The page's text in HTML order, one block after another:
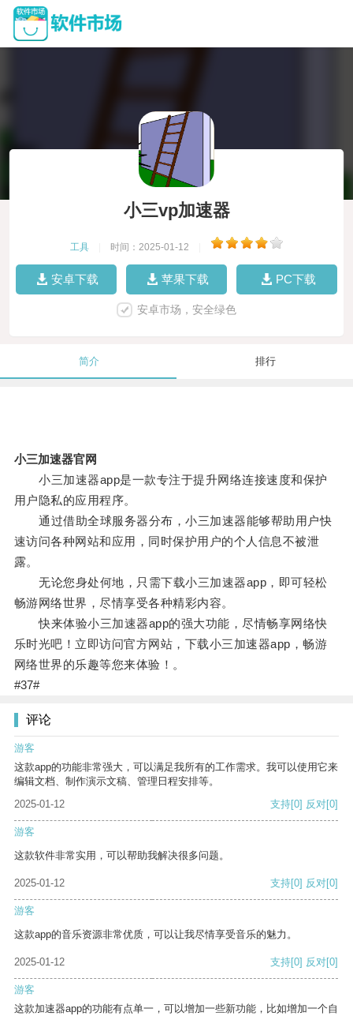
小三vp加速器
工具 时间：2025-01-12
安卓下载 苹果下载 PC下载
安卓市场，安全绿色
简介 排行
小三加速器官网
小三加速器app是一款专注于提升网络连接速度和保护
用户隐私的应用程序。
通过借助全球服务器分布，小三加速器能够帮助用户快
速访问各种网站和应用，同时保护用户的个人信息不被泄
露。
无论您身处何地，只需下载小三加速器app，即可轻松
畅游网络世界，尽情享受各种精彩内容。
快来体验小三加速器app的强大功能，尽情畅享网络快
乐时光吧！立即访问官方网站，下载小三加速器app，畅游
网络世界的乐趣等您来体验！。
#37#
评论
游客
这款app的功能非常强大，可以满足我所有的工作需求。我可以使用它来
编辑文档、制作演示文稿、管理日程安排等。
2025-01-12
支持[0] 反对[0]
游客
这款软件非常实用，可以帮助我解决很多问题。
2025-01-12 支持[0] 反对[0]
游客
这款app的音乐资源非常优质，可以让我尽情享受音乐的魅力。
2025-01-12 支持[0] 反对[0]
游客
这款加速器app的功能有点单一，可以增加一些新功能，比如增加一个自